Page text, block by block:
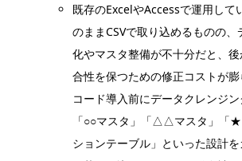
既存のExcelやAccessで運用して
のままCSVで取り込めるものの、
化やマスタ整備が不十分だと、
合性を保つための修正コストが
コード導入前にデータクレンジン
「○○マスタ」「△△マスタ」「
ションテーブル」といった設計